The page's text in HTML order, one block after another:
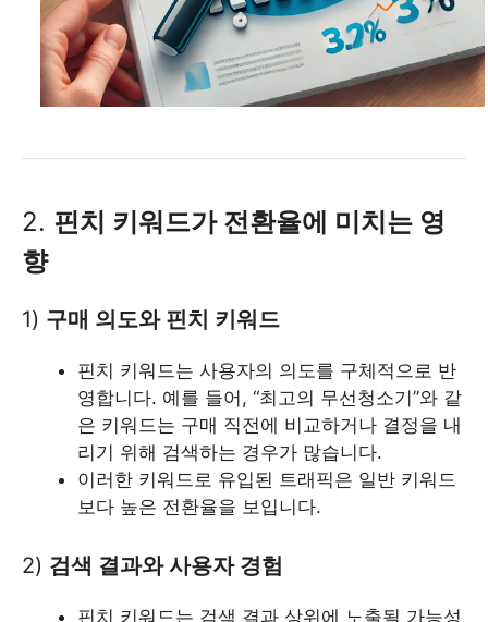
2. 핀치 키워드가 전환율에 미치는 영
향
1) 구매 의도와 핀치 키워드
핀치 키워드는 사용자의 의도를 구체적으로 반
영합니다. 예를 들어, “최고의 무선청소기”와 같
은 키워드는 구매 직전에 비교하거나 결정을 내
리기 위해 검색하는 경우가 많습니다.
이러한 키워드로 유입된 트래픽은 일반 키워드
보다 높은 전환율을 보입니다.
2) 검색 결과와 사용자 경험
핀치 키워드는 검색 결과 상위에 노출될 가능성